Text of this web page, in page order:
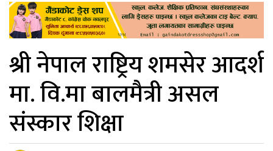
श्री नेपाल राष्ट्रिय शमसेर आदर्श
मा. वि.मा बालमैत्री असल
संस्कार शिक्षा